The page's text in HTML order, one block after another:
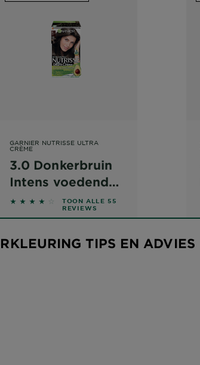
GARNIER NUTRISSE ULTRA
CRÈME
3.0 Donkerbruin
Intens voedende
permanente
haarkleuring
4.0182 out of 5 stars based on reviews
TOON ALLE 55
REVIEWS
TIPS EN ADVIES